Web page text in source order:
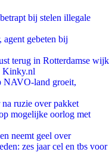
bij stelen illegale
gebeten bij
terug in Rotterdamse wijk
Kinky.nl
NAVO-land groeit,
ruzie over pakket
mogelijke oorlog met
neemt geel over
zes jaar cel en tbs voor